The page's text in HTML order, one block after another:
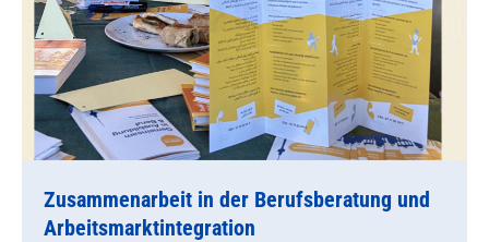
Zusammenarbeit in der Berufsberatung und
Arbeitsmarktintegration